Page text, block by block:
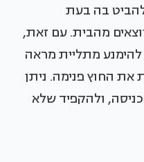
בה בעת
מהבית. עם זאת,
להימנע מתליית מראה
החוץ פנימה. ניתן
ולהקפיד שלא